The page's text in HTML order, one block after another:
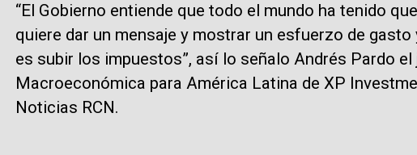
“El Gobierno entiende que todo el mundo ha tenido
quiere dar un mensaje y mostrar un esfuerzo de
es subir los impuestos”, así lo señalo Andrés Pardo
Macroeconómica para América Latina de XP
Noticias RCN.